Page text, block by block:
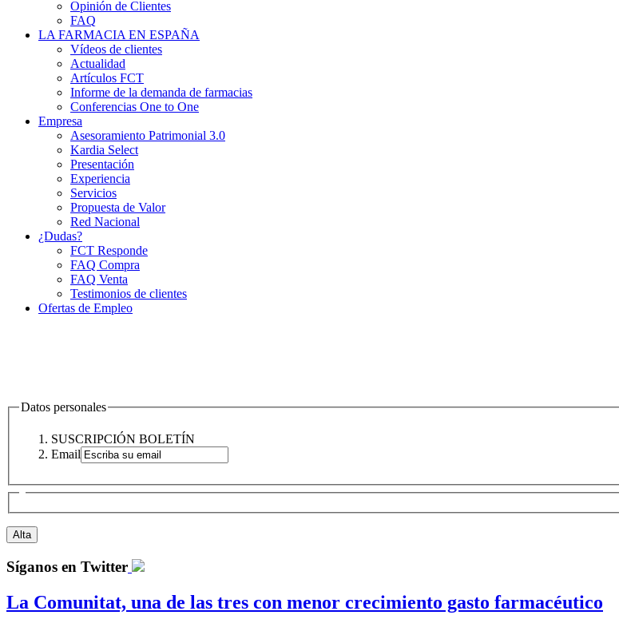
Opinión de Clientes
FAQ
LA FARMACIA EN ESPAÑA
Vídeos de clientes
Actualidad
Artículos FCT
Informe de la demanda de farmacias
Conferencias One to One
Empresa
Asesoramiento Patrimonial 3.0
Kardia Select
Presentación
Experiencia
Servicios
Propuesta de Valor
Red Nacional
¿Dudas?
FCT Responde
FAQ Compra
FAQ Venta
Testimonios de clientes
Ofertas de Empleo
Datos personales
SUSCRIPCIÓN BOLETÍN
Email
Síganos en Twitter
La Comunitat, una de las tres con menor crecimiento gasto farmacéutico